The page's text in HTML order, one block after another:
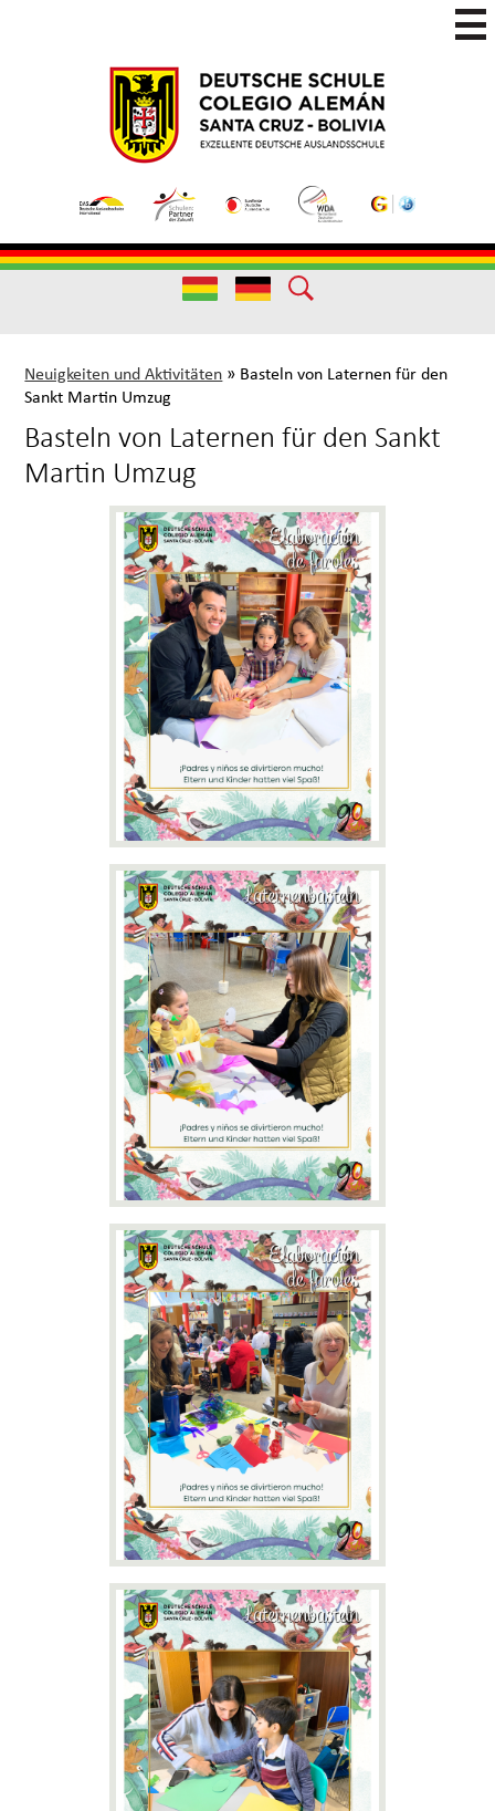
to
main
content
Colegio
Santa
Cruz
(German)
Colegio
de
Excelencia
Useful
Links
Useful
Neuigkeiten und Aktivitäten » Basteln von Laternen für den
Sankt Martin Umzug
Basteln von Laternen für den Sankt
Martin Umzug